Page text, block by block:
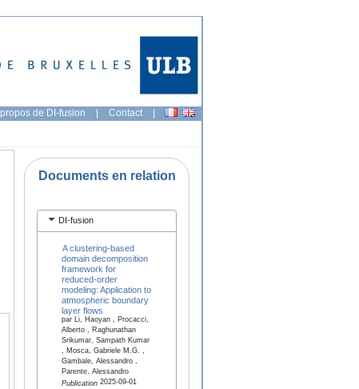
de DI-fusion | Contact |
Documents en relation
DI-fusion
A clustering-based
domain decomposition
framework for
reduced-order
modeling: Application to
atmospheric boundary
layer flows
par Li, Haoyan , Procacci,
Alberto , Raghunathan
Srikumar, Sampath Kumar
, Mosca, Gabriele M.G. ,
Gambale, Alessandro ,
Parente, Alessandro
Publication2025-09-01